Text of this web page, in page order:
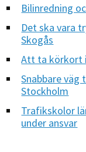
Bilinredning
Det ska vara
Skogås
Att ta körkort
Snabbare
Stockholm
Trafikskolor
under ansvar